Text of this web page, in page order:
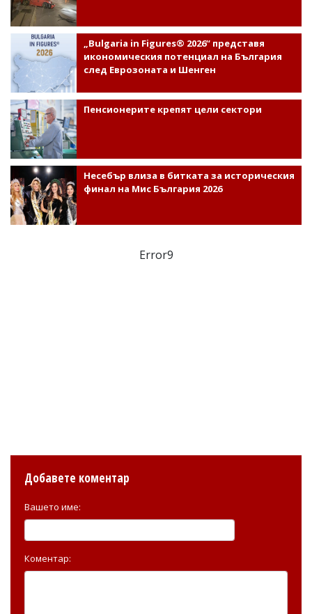
„Bulgaria in Figures® 2026“ представя
икономическия потенциал на България
след Еврозоната и Шенген
Пенсионерите крепят цели сектори
Несебър влиза в битката за историческия
финал на Мис България 2026
Error9
Добавете коментар
Вашето име:
Коментар: